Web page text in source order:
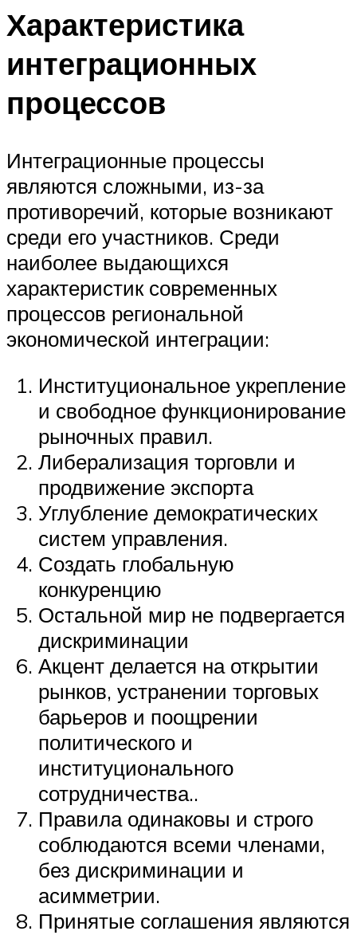
Характеристика
интеграционных
процессов
Интеграционные процессы
являются сложными, из-за
противоречий, которые возникают
среди его участников. Среди
наиболее выдающихся
характеристик современных
процессов региональной
экономической интеграции:
Институциональное укрепление
и свободное функционирование
рыночных правил.
Либерализация торговли и
продвижение экспорта
Углубление демократических
систем управления.
Создать глобальную
конкуренцию
Остальной мир не подвергается
дискриминации
Акцент делается на открытии
рынков, устранении торговых
барьеров и поощрении
политического и
институционального
сотрудничества..
Правила одинаковы и строго
соблюдаются всеми членами,
без дискриминации и
асимметрии.
Принятые соглашения являются